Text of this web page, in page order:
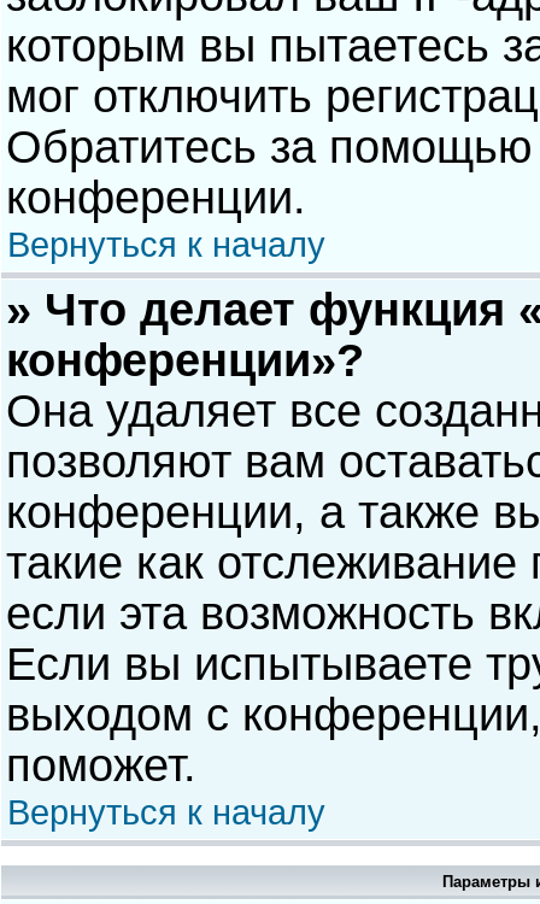
которым вы пытаетесь
мог отключить
Обратитесь за помощью
конференции.
Вернуться к началу
» Что делает функция
конференции»?
Она удаляет все
позволяют вам
конференции, а также
такие как
если эта возможность
Если вы испытываете
выходом с
поможет.
Вернуться к началу
Параметры